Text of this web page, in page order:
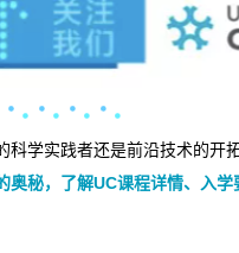
学实践者还是前沿技术的开
奥秘，了解UC课程详情、入